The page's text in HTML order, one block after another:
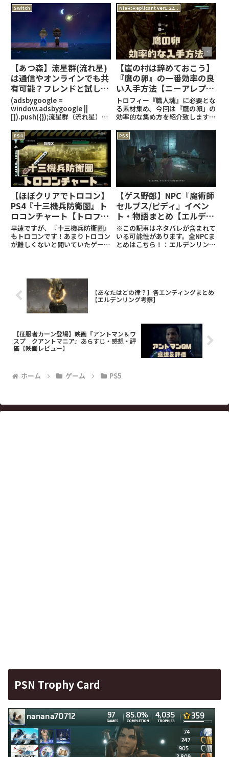
の記事はこちら！トロフィー『職
人魂』の記事はこちら！
window.adsbygoogle
window.adsbygoogle ||
[]).push({});昼と夜で出現モンス
ターが違う！！！なんと各試練、
昼と夜で出現
Switch
【あつ森】流星群(流れ星)
は通信やオンラインでも共
有可能？フレンドと試して
みた！
(adsbygoogle =
window.adsbygoogle ||
[]).push({});流星群（流れ星）は
で流星群が発生している状態でフ
レンドを呼んだところ、フレンド
が遊びに来ている最中も流れ星が
発
NieR:Replicant Ver1.22...
【崖の村は辞めておこう】
『鷹の卵』の一番効率の良
い入手方法【ニーアレプリ
カントver1.22…】
トロフィー『職人魂』に必要とな
る素材集め。今回は『鷹の卵』の
効率的な集め方を紹介致します。
事はこちら！トロフィー『職人
魂』の記事はこちら！
(adsbygoogle =
window.adsbygoogle |
PS4
【ほぼクリアでトロコン】
PS4『十三機兵防衛圏』ト
ロコンチャート【トロフィ
ー攻略】
早速ですが、『十三機兵防衛圏』
もトロコンです！あまりトロコン
が難しくないと聞いていたゲーム
レが含まれている可能性がありま
す。『十三機兵防衛圏』関連の記
PS5
【ゲス野郎】NPC『魔術師
セルブス/ピディ』イベン
ト・物語まとめ【エルデン
リング攻略】
※この記事はネタバレが含まれて
いる可能性があります。全NPCま
とめはこちら！：エルデンリング
【あなたはどの律？】各エンディングまとめ
【エルデンリング考察】
【征服者カーン登場】映画『アントマン＆ワ
スプ クアントマニア』あらすじ・感想・評
価【映画レビュー】
ホーム ゲーム PS5
PSN Trophy Card